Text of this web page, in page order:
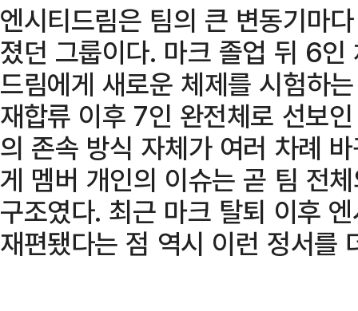
엔시티드림은 팀의 큰 변동기마
졌던 그룹이다. 마크 졸업 뒤 6인
드림에게 새로운 체제를 시험하
재합류 이후 7인 완전체로 선보
의 존속 방식 자체가 여러 차례
게 멤버 개인의 이슈는 곧 팀 전
구조였다. 최근 마크 탈퇴 이후
재편됐다는 점 역시 이런 정서를